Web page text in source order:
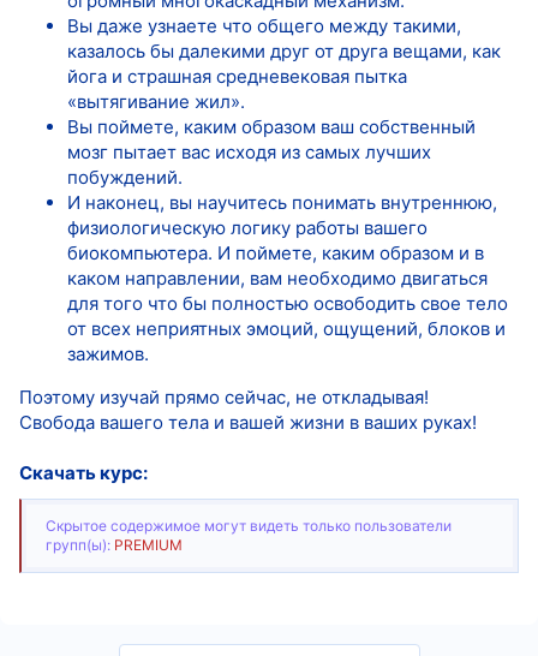
Вы даже узнаете что общего между такими,
казалось бы далекими друг от друга вещами, как
йога и страшная средневековая пытка
«вытягивание жил».
Вы поймете, каким образом ваш собственный
мозг пытает вас исходя из самых лучших
побуждений.
И наконец, вы научитесь понимать внутреннюю,
физиологическую логику работы вашего
биокомпьютера. И поймете, каким образом и в
каком направлении, вам необходимо двигаться
для того что бы полностью освободить свое тело
от всех неприятных эмоций, ощущений, блоков и
зажимов.
Поэтому изучай прямо сейчас, не откладывая!
Свобода вашего тела и вашей жизни в ваших руках!
Скачать курс:
Скрытое содержимое могут видеть только пользователи
групп(ы): PREMIUM